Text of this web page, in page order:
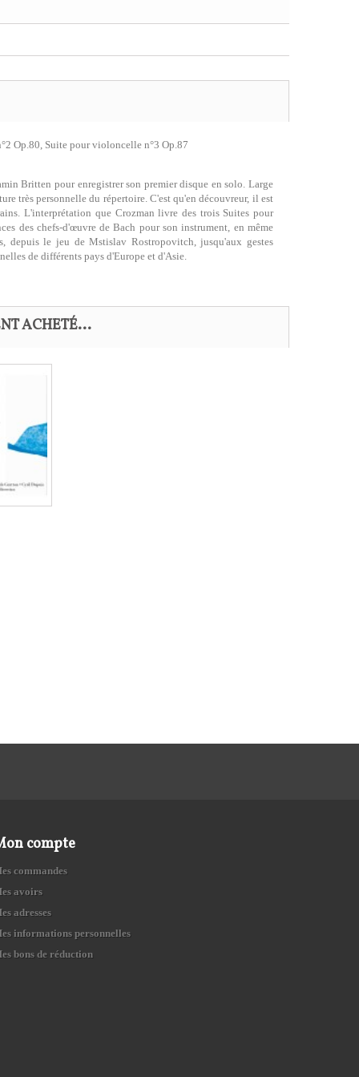
Op.80, Suite pour violoncelle n°3 Op.87
Britten pour enregistrer son premier disque en solo. Large
très personnelle du répertoire. C'est qu'en découvreur, il est
L'interprétation que Crozman livre des trois Suites pour
des chefs-d'œuvre de Bach pour son instrument, en même
depuis le jeu de Mstislav Rostropovitch, jusqu'aux gestes
de différents pays d'Europe et d'Asie.
ACHETÉ...
compte
commandes
avoirs
adresses
informations personnelles
bons de réduction